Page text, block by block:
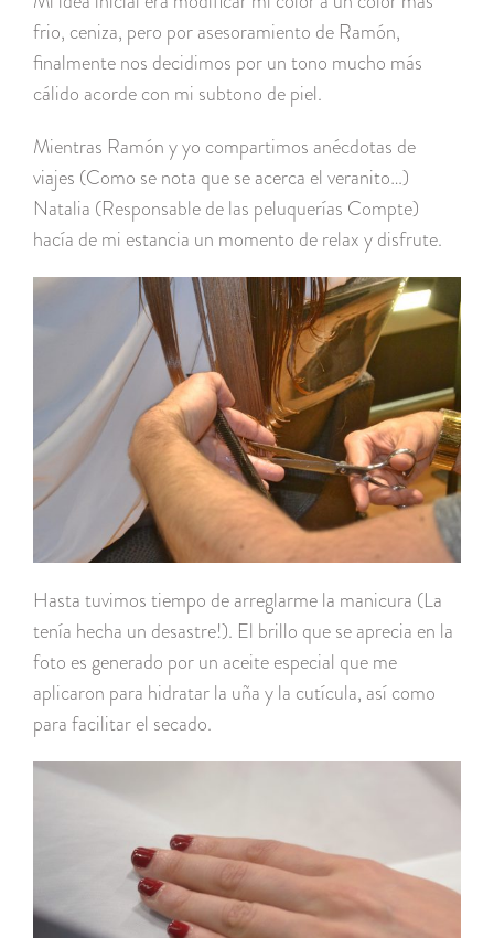
frio, ceniza, pero por asesoramiento de Ramón,
finalmente nos decidimos por un tono mucho más
cálido acorde con mi subtono de piel.
Mientras Ramón y yo compartimos anécdotas de
viajes (Como se nota que se acerca el veranito…)
Natalia (Responsable de las peluquerías Compte)
hacía de mi estancia un momento de relax y disfrute.
Hasta tuvimos tiempo de arreglarme la manicura (La
tenía hecha un desastre!). El brillo que se aprecia en la
foto es generado por un aceite especial que me
aplicaron para hidratar la uña y la cutícula, así como
para facilitar el secado.